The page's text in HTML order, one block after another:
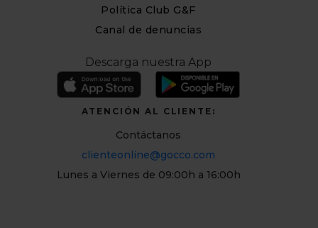
Política Club G&F
Canal de denuncias
Descarga nuestra App
ATENCIÓN AL CLIENTE:
Contáctanos
clienteonline@gocco.com
Lunes a Viernes de 09:00h a 16:00h